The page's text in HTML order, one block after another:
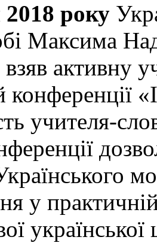
року
Максима
активну
учителя-
у